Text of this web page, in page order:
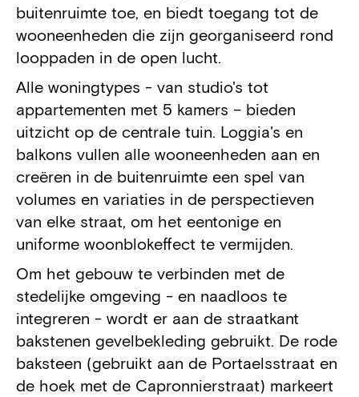
buitenruimte toe, en biedt toegang tot de
wooneenheden die zijn georganiseerd rond
looppaden in de open lucht.
Alle woningtypes - van studio's tot
appartementen met 5 kamers – bieden
uitzicht op de centrale tuin. Loggia's en
balkons vullen alle wooneenheden aan en
creëren in de buitenruimte een spel van
volumes en variaties in de perspectieven
van elke straat, om het eentonige en
uniforme woonblokeffect te vermijden.
Om het gebouw te verbinden met de
stedelijke omgeving - en naadloos te
integreren - wordt er aan de straatkant
bakstenen gevelbekleding gebruikt. De rode
baksteen (gebruikt aan de Portaelsstraat en
de hoek met de Capronnierstraat) markeert